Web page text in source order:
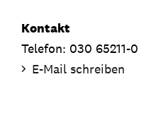
Kontakt
Telefon: 030 65211-0
E-Mail schreiben